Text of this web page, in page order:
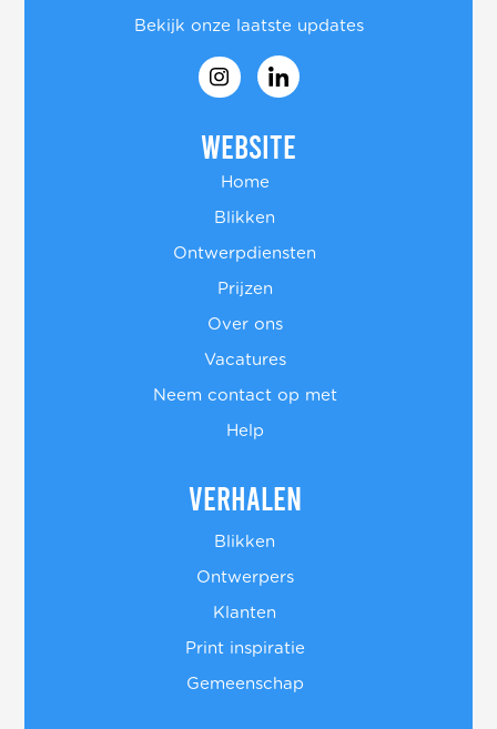
Bekijk onze laatste updates
Website
Home
Blikken
Ontwerpdiensten
Prijzen
Over ons
Vacatures
Neem contact op met
Help
Verhalen
Blikken
Ontwerpers
Klanten
Print inspiratie
Gemeenschap